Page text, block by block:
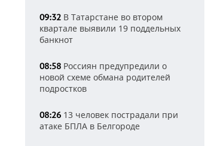
09:32 В Татарстане во втором
квартале выявили 19 поддельных
банкнот
08:58 Россиян предупредили о
новой схеме обмана родителей
подростков
08:26 13 человек пострадали при
атаке БПЛА в Белгороде